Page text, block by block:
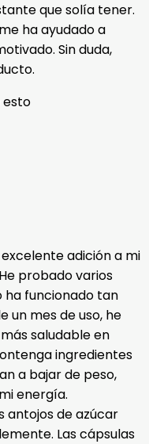
que solía tener.
ha ayudado a
Sin duda,
esto
adición a mi
probado varios
ha funcionado tan
un mes de uso, he
saludable en
ingredientes
a bajar de peso,
energía.
antojos de azúcar
Las cápsulas